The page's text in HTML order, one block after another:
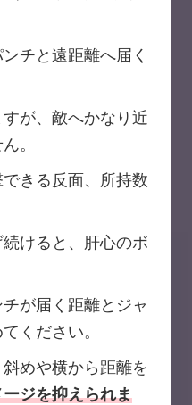
チと遠距離へ届く
が、敵へかなり近
。
きる反面、所持数
けると、肝心のボ
が届く距離とジャ
ください。
めや横から距離を
ジを抑えられま